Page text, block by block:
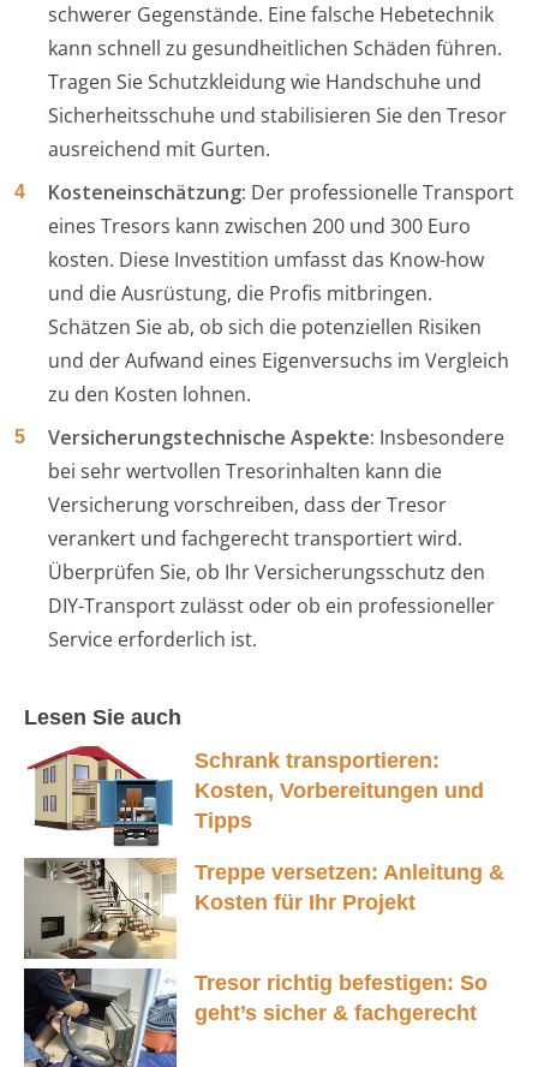
schwerer Gegenstände. Eine falsche Hebetechnik
kann schnell zu gesundheitlichen Schäden führen.
Tragen Sie Schutzkleidung wie Handschuhe und
Sicherheitsschuhe und stabilisieren Sie den Tresor
ausreichend mit Gurten.
Kosteneinschätzung: Der professionelle Transport
eines Tresors kann zwischen 200 und 300 Euro
kosten. Diese Investition umfasst das Know-how
und die Ausrüstung, die Profis mitbringen.
Schätzen Sie ab, ob sich die potenziellen Risiken
und der Aufwand eines Eigenversuchs im Vergleich
zu den Kosten lohnen.
Versicherungstechnische Aspekte: Insbesondere
bei sehr wertvollen Tresorinhalten kann die
Versicherung vorschreiben, dass der Tresor
verankert und fachgerecht transportiert wird.
Überprüfen Sie, ob Ihr Versicherungsschutz den
DIY-Transport zulässt oder ob ein professioneller
Service erforderlich ist.
Lesen Sie auch
Schrank transportieren:
Kosten, Vorbereitungen und
Tipps
Treppe versetzen: Anleitung &
Kosten für Ihr Projekt
Tresor richtig befestigen: So
geht’s sicher & fachgerecht